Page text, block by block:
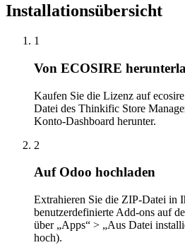
Installationsübersicht
1
Von ECOSIRE
Kaufen Sie die Lizenz auf
Datei des Thinkific Store
Konto-Dashboard herunter.
2
Auf Odoo hochladen
Extrahieren Sie die ZIP-Datei in
benutzerdefinierte Add-ons auf
über „Apps“ > „Aus Datei
hoch).